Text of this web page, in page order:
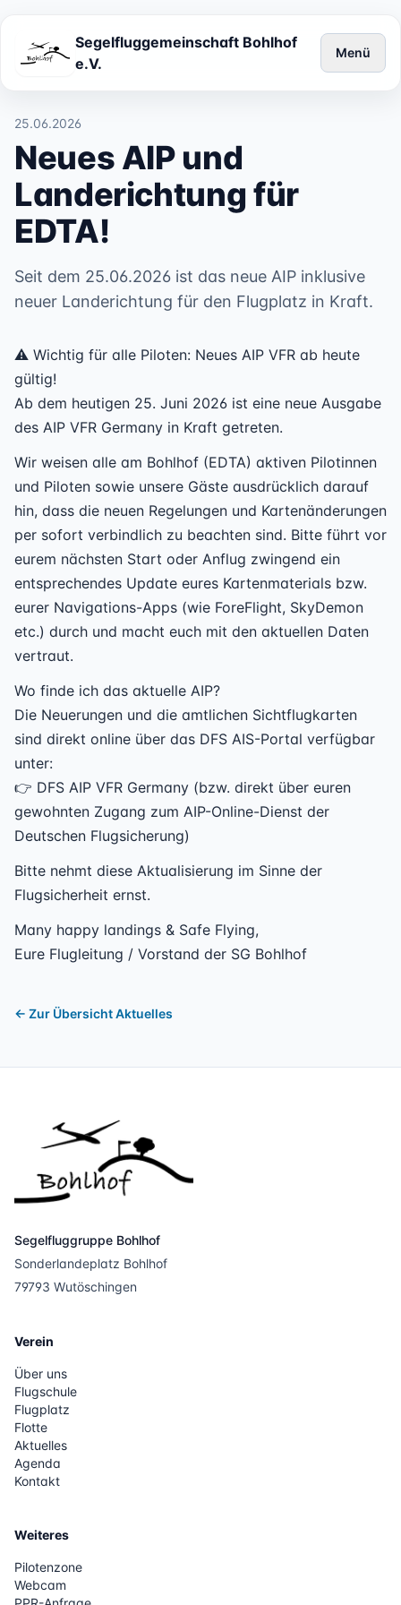
Segelfluggemeinschaft Bohlhof
e.V.
Menü
25.06.2026
Neues AIP und
Landerichtung für
EDTA!
Seit dem 25.06.2026 ist das neue AIP inklusive
neuer Landerichtung für den Flugplatz in Kraft.
⚠️ Wichtig für alle Piloten: Neues AIP VFR ab heute
gültig!
Ab dem heutigen 25. Juni 2026 ist eine neue Ausgabe
des AIP VFR Germany in Kraft getreten.
Wir weisen alle am Bohlhof (EDTA) aktiven Pilotinnen
und Piloten sowie unsere Gäste ausdrücklich darauf
hin, dass die neuen Regelungen und Kartenänderungen
per sofort verbindlich zu beachten sind. Bitte führt vor
eurem nächsten Start oder Anflug zwingend ein
entsprechendes Update eures Kartenmaterials bzw.
eurer Navigations-Apps (wie ForeFlight, SkyDemon
etc.) durch und macht euch mit den aktuellen Daten
vertraut.
Wo finde ich das aktuelle AIP?
Die Neuerungen und die amtlichen Sichtflugkarten
sind direkt online über das DFS AIS-Portal verfügbar
unter:
👉 DFS AIP VFR Germany (bzw. direkt über euren
gewohnten Zugang zum AIP-Online-Dienst der
Deutschen Flugsicherung)
Bitte nehmt diese Aktualisierung im Sinne der
Flugsicherheit ernst.
Many happy landings & Safe Flying,
Eure Flugleitung / Vorstand der SG Bohlhof
← Zur Übersicht Aktuelles
Segelfluggruppe Bohlhof
Sonderlandeplatz Bohlhof
79793 Wutöschingen
Verein
Über uns
Flugschule
Flugplatz
Flotte
Aktuelles
Agenda
Kontakt
Weiteres
Pilotenzone
Webcam